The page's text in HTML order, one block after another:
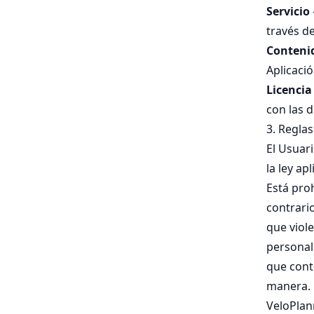
Servicio
través
Licencia
con las
3.
El
la ley
Está
que
que
manera.